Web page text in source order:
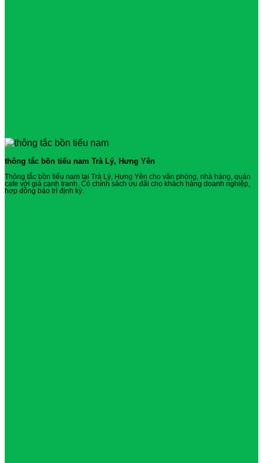
thông tắc bồn tiểu nam Trà Lý, Hưng Yên
Thông tắc bồn tiểu nam tại Trà Lý, Hưng Yên cho văn phòng, nhà hàng, quán
cafe với giá cạnh tranh. Có chính sách ưu đãi cho khách hàng doanh nghiệp,
hợp đồng bảo trì định kỳ.